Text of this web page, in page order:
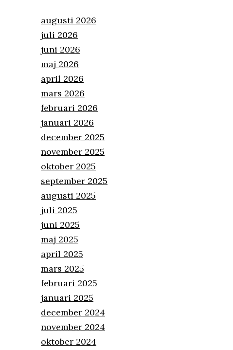
augusti 2026
juli 2026
juni 2026
maj 2026
april 2026
mars 2026
februari 2026
januari 2026
december 2025
november 2025
oktober 2025
september 2025
augusti 2025
juli 2025
juni 2025
maj 2025
april 2025
mars 2025
februari 2025
januari 2025
december 2024
november 2024
oktober 2024